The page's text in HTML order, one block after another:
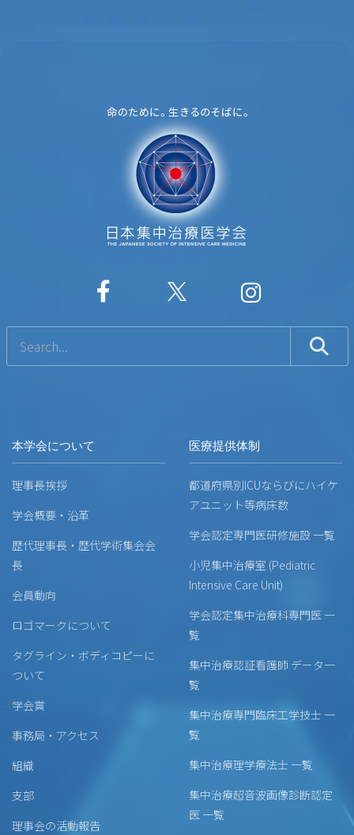
本学会について
理事長挨拶
学会概要・沿革
歴代理事長・歴代学術集会会
長
会員動向
ロゴマークについて
タグライン・ボディコピーに
ついて
学会賞
事務局・アクセス
組織
支部
理事会の活動報告
医療提供体制
都道府県別ICUならびにハイケ
アユニット等病床数
学会認定専門医研修施設 一覧
小児集中治療室 (Pediatric
Intensive Care Unit)
学会認定集中治療科専門医 一
覧
集中治療認証看護師 データ一
覧
集中治療専門臨床工学技士 一
覧
集中治療理学療法士 一覧
集中治療超音波画像診断認定
医 一覧